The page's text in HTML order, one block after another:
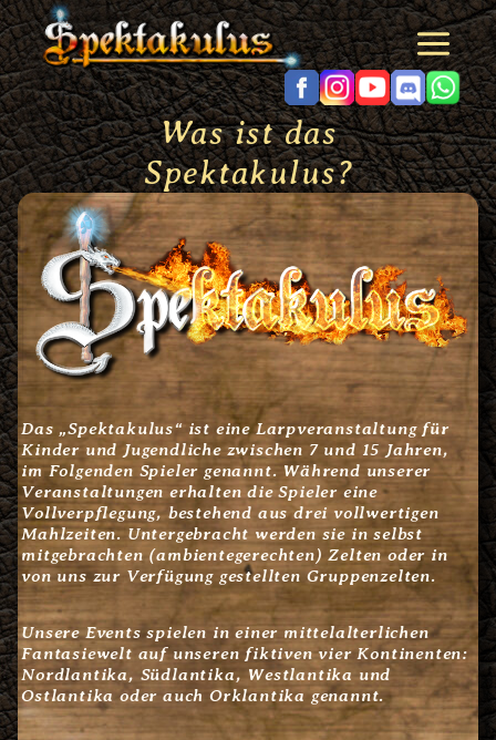
Zum
Inhalt
springen
Was ist das
Spektakulus?
Das „Spektakulus“ ist eine Larpveranstaltung für
Kinder und Jugendliche zwischen 7 und 15 Jahren,
im Folgenden Spieler genannt. Während unserer
Veranstaltungen erhalten die Spieler eine
Vollverpflegung, bestehend aus drei vollwertigen
Mahlzeiten. Untergebracht werden sie in selbst
mitgebrachten (ambientegerechten) Zelten oder in
von uns zur Verfügung gestellten Gruppenzelten.
Unsere Events spielen in einer mittelalterlichen
Fantasiewelt auf unseren fiktiven vier Kontinenten:
Nordlantika, Südlantika, Westlantika und
Ostlantika oder auch Orklantika genannt.